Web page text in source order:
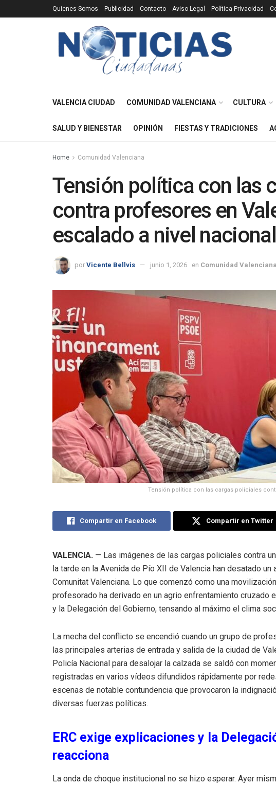
Quienes Somos Publicidad Contacto Aviso Legal Política Privacidad
VALENCIA CIUDAD COMUNIDAD VALENCIANA CULTURA
SALUD Y BIENESTAR OPINIÓN FIESTAS Y TRADICIONES
Home Comunidad Valenciana
Tensión política con las
contra profesores en
escalado a nivel nacional
por Vicente Bellvis junio 1, 2026 en Comunidad Valenciana
Tensión política con las cargas policiales
Compartir en Facebook Compartir en Twitter
VALENCIA. — Las imágenes de las cargas policiales contra
la tarde en la Avenida de Pío XII de Valencia han desatado
Comunitat Valenciana. Lo que comenzó como una
profesorado ha derivado en un agrio enfrentamiento
y la Delegación del Gobierno, tensando al máximo el clima
La mecha del conflicto se encendió cuando un grupo de
las principales arterias de entrada y salida de la ciudad de
Policía Nacional para desalojar la calzada se saldó con
registradas en varios vídeos difundidos rápidamente por
escenas de notable contundencia que provocaron la
diversas fuerzas políticas.
ERC exige explicaciones y la
reacciona
La onda de choque institucional no se hizo esperar. Ayer